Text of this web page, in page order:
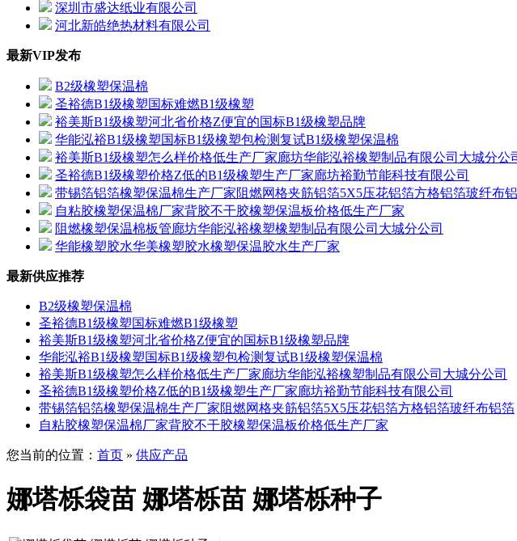
深圳市盛达纸业有限公司
河北新皓绝热材料有限公司
最新VIP发布
B2级橡塑保温棉
圣裕德B1级橡塑国标难燃B1级橡塑
裕美斯B1级橡塑河北省价格Z便宜的国标B1级橡塑品牌
华能泓裕B1级橡塑国标B1级橡塑包检测复试B1级橡塑保温棉
裕美斯B1级橡塑怎么样价格低生产厂家廊坊华能泓裕橡塑制品有限公司大城分公
圣裕德B1级橡塑价格Z低的B1级橡塑生产厂家廊坊裕勤节能科技有限公司
带锡箔铝箔橡塑保温棉生产厂家阻燃网格夹筋铝箔5X5压花铝箔方格铝箔玻纤布
自粘胶橡塑保温棉厂家背胶不干胶橡塑保温板价格低生产厂家
阻燃橡塑保温棉板管廊坊华能泓裕橡塑橡塑制品有限公司大城分公司
华能橡塑胶水华美橡塑胶水橡塑保温胶水生产厂家
最新供应推荐
B2级橡塑保温棉
圣裕德B1级橡塑国标难燃B1级橡塑
裕美斯B1级橡塑河北省价格Z便宜的国标B1级橡塑品牌
华能泓裕B1级橡塑国标B1级橡塑包检测复试B1级橡塑保温棉
裕美斯B1级橡塑怎么样价格低生产厂家廊坊华能泓裕橡塑制品有限公司大城分公司
圣裕德B1级橡塑价格Z低的B1级橡塑生产厂家廊坊裕勤节能科技有限公司
带锡箔铝箔橡塑保温棉生产厂家阻燃网格夹筋铝箔5X5压花铝箔方格铝箔玻纤布铝箔
自粘胶橡塑保温棉厂家背胶不干胶橡塑保温板价格低生产厂家
您当前的位置： 首页 » 供应产品
娜塔栎袋苗 娜塔栎苗 娜塔栎种子